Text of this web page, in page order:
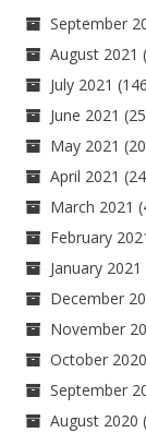
September
August 2021
July 2021
June 2021
May 2021
April 2021
March 2021
February
January 2021
December
November
October 2020
September
August 2020